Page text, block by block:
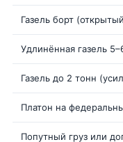
Газель борт
Удлинённая газель
Газель до 2 тонн
Платон на
Попутный груз или